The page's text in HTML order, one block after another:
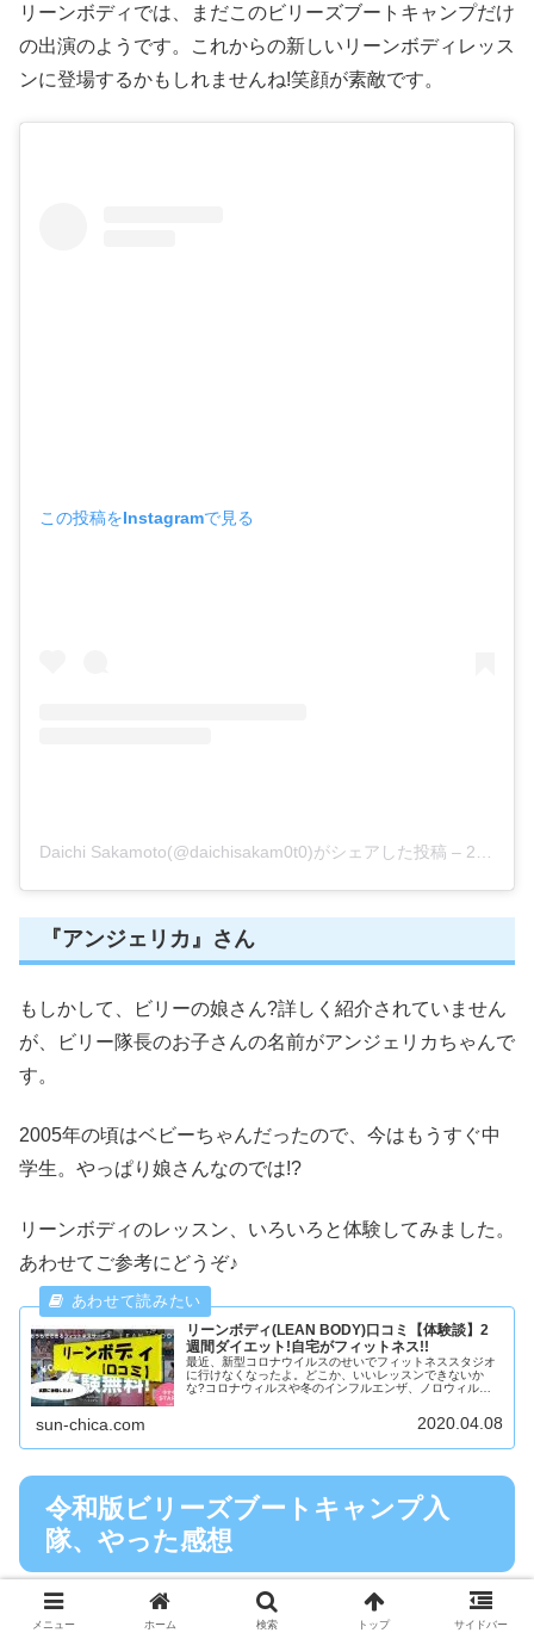
リーンボディでは、まだこのビリーズブートキャンプだけ
の出演のようです。これからの新しいリーンボディレッス
ンに登場するかもしれませんね!笑顔が素敵です。
この投稿をInstagramで見る
Daichi Sakamoto(@daichisakam0t0)がシェアした投稿 – 2020年 4月月10日午前9時27分PDT
『アンジェリカ』さん
もしかして、ビリーの娘さん?詳しく紹介されていません
が、ビリー隊長のお子さんの名前がアンジェリカちゃんで
す。
2005年の頃はベビーちゃんだったので、今はもうすぐ中
学生。やっぱり娘さんなのでは!?
リーンボディのレッスン、いろいろと体験してみました。
あわせてご参考にどうぞ♪
リーンボディ(LEAN BODY)口コミ【体験談】2
週間ダイエット!自宅がフィットネス!!
最近、新型コロナウイルスのせいでフィットネススタジオ
に行けなくなったよ。どこか、いいレッスンできないか
な?コロナウィルスや冬のインフルエンザ、ノロウィルス
sun-chica.com 2020.04.08
令和版ビリーズブートキャンプ入
隊、やった感想
メニュー ホーム 検索 トップ サイドバー